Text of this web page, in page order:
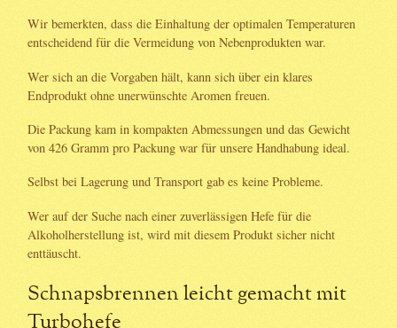
Wir bemerkten, dass die Einhaltung der optimalen Temperaturen
entscheidend für die Vermeidung von Nebenprodukten war.
Wer sich an die Vorgaben hält, kann sich über ein klares
Endprodukt ohne unerwünschte Aromen freuen.
Die Packung kam in kompakten Abmessungen und das Gewicht
von 426 Gramm pro Packung war für unsere Handhabung ideal.
Selbst bei Lagerung und Transport gab es keine Probleme.
Wer auf der Suche nach einer zuverlässigen Hefe für die
Alkoholherstellung ist, wird mit diesem Produkt sicher nicht
enttäuscht.
Schnapsbrennen leicht gemacht mit
Turbohefe